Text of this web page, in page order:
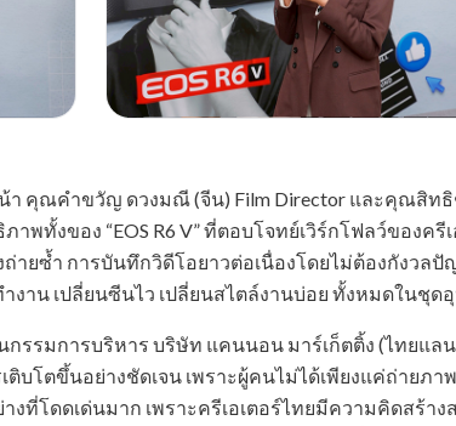
คุณคำขวัญ ดวงมณี (จีน) Film Director และคุณสิทธิชั
ทั้งของ “EOS R6 V” ที่ตอบโจทย์เวิร์กโฟลว์ของค
ถ่ายซ้ำ การบันทึกวิดีโอยาวต่อเนื่องโดยไม่ต้องกัง
งาน เปลี่ยนซีนไว เปลี่ยนสไตล์งานบ่อย ทั้งหมดในชุ
รรมการบริหาร บริษัท แคนนอน มาร์เก็ตติ้ง (ไทยแ
บโตขึ้นอย่างชัดเจน เพราะผู้คนไม่ได้เพียงแค่ถ่ายภ
งที่โดดเด่นมาก เพราะครีเอเตอร์ไทยมีความคิดสร้